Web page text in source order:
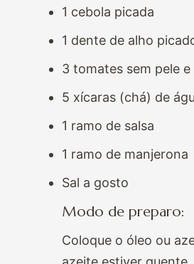
1 cebola picada
1 dente de alho
3 tomates sem pele
5 xícaras (chá) de
1 ramo de salsa
1 ramo de manjerona
Sal a gosto
Modo de preparo:
Coloque o óleo ou